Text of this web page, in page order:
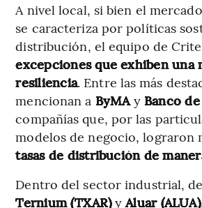
A nivel local, si bien el
se caracteriza por políticas
distribución, el equipo de
excepciones que exhiben una
resiliencia. Entre las más
mencionan a ByMAy Banco
compañías que, por las
modelos de negocio,
tasas de distribución de
Dentro del sector industrial,
Ternium (TXAR)yAluar (ALUA)